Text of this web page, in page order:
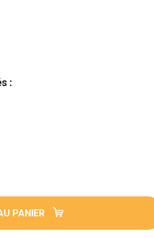
:
PANIER